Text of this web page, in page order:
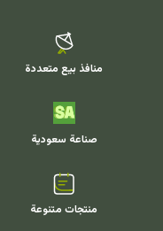
منافذ بيع متعددة
صناعة سعودية
منتجات متنوعة